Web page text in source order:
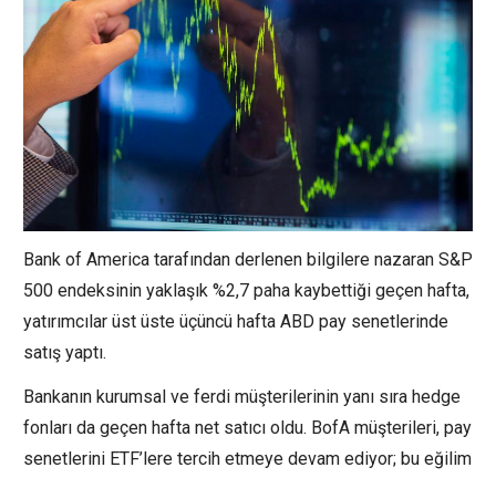
Bank of America tarafından derlenen bilgilere nazaran S&P
500 endeksinin yaklaşık %2,7 paha kaybettiği geçen hafta,
yatırımcılar üst üste üçüncü hafta ABD pay senetlerinde
satış yaptı.
Bankanın kurumsal ve ferdi müşterilerinin yanı sıra hedge
fonları da geçen hafta net satıcı oldu. BofA müşterileri, pay
senetlerini ETF’lere tercih etmeye devam ediyor; bu eğilim